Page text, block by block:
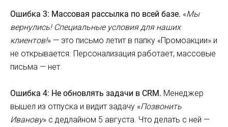
Ошибка 3: Массовая рассылка по всей базе. «Мы
вернулись! Специальные условия для наших
клиентов!» — это письмо летит в папку «Промоакции» и
не открывается. Персонализация работает, массовые
письма — нет.
Ошибка 4: Не обновлять задачи в CRM. Менеджер
вышел из отпуска и видит задачу «Позвонить
Иванову» с дедлайном 5 августа. Что делать с ней —